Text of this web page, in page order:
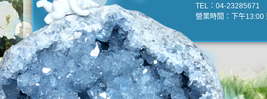
TEL：04-23285671
營業時間：下午13:00